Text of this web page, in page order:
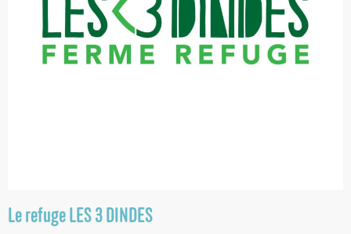
Le refuge LES 3 DINDES